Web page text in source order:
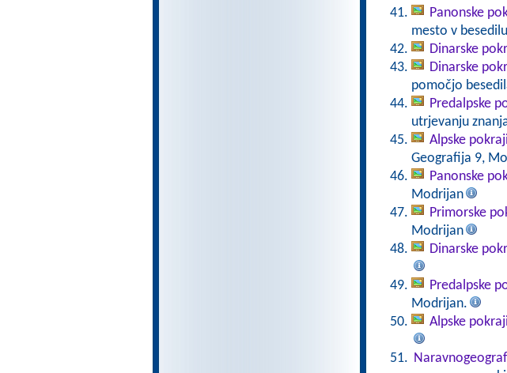
Panonske
mesto v
Dinarske
Dinarske
pomočjo
Predalpske
utrjevanju
Alpske
Geografija 9,
Panonske
Modrijan
Primorske
Modrijan
Dinarske
Predalpske
Modrijan.
Alpske